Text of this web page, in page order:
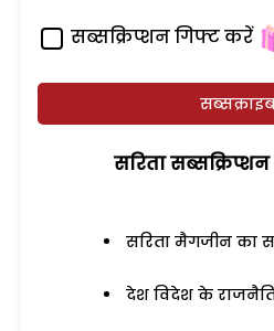
सब्सक्रिप्शन गिफ्ट करें
सरिता
सरिता मैगजीन का
देश विदेश के